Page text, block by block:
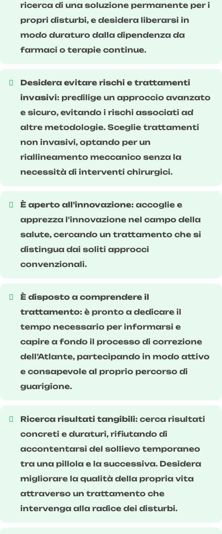
ricerca di una soluzione permanente per i
propri disturbi, e desidera liberarsi in
modo duraturo dalla dipendenza da
farmaci o terapie continue.
Desidera evitare rischi e trattamenti
invasivi: predilige un approccio avanzato
e sicuro, evitando i rischi associati ad
altre metodologie. Sceglie trattamenti
non invasivi, optando per un
riallineamento meccanico senza la
necessità di interventi chirurgici.
È aperto all'innovazione: accoglie e
apprezza l'innovazione nel campo della
salute, cercando un trattamento che si
distingua dai soliti approcci
convenzionali.
È disposto a comprendere il
trattamento: è pronto a dedicare il
tempo necessario per informarsi e
capire a fondo il processo di correzione
dell’Atlante, partecipando in modo attivo
e consapevole al proprio percorso di
guarigione.
Ricerca risultati tangibili: cerca risultati
concreti e duraturi, rifiutando di
accontentarsi del sollievo temporaneo
tra una pillola e la successiva. Desidera
migliorare la qualità della propria vita
attraverso un trattamento che
intervenga alla radice dei disturbi.